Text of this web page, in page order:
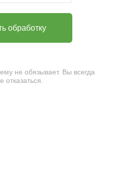
не обязывает. Вы всегда
отказаться.